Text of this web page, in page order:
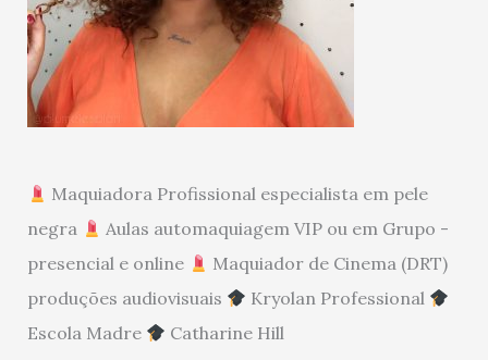
Maquiadora Profissional especialista em pele
negra
Aulas automaquiagem VIP ou em Grupo -
presencial e online
Maquiador de Cinema (DRT)
produções audiovisuais
Kryolan Professional
Escola Madre
Catharine Hill